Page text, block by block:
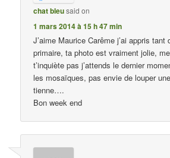
chat bleusaid on
1 mars 2014 à 15 h 47 min
J’aime Maurice Carême j’ai appris
primaire, ta photo est vraiment jolie,
t’inquiète pas j’attends le dernier
les mosaïques, pas envie de louper
tienne….
Bon week end